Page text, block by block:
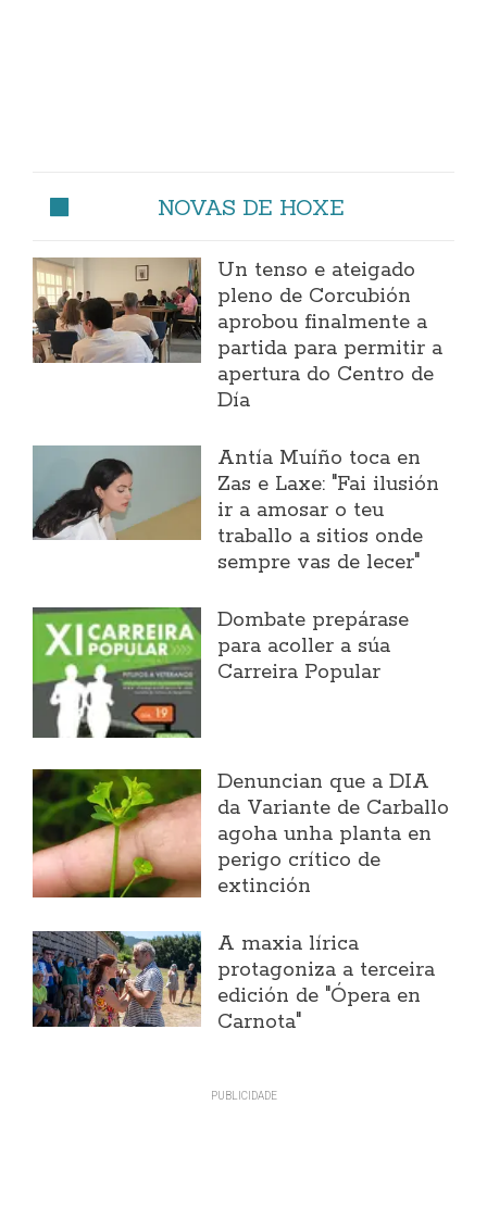
NOVAS DE HOXE
Un tenso e ateigado
pleno de Corcubión
aprobou finalmente a
partida para permitir a
apertura do Centro de
Día
Antía Muíño toca en
Zas e Laxe: "Fai ilusión
ir a amosar o teu
traballo a sitios onde
sempre vas de lecer"
Dombate prepárase
para acoller a súa
Carreira Popular
Denuncian que a DIA
da Variante de Carballo
agoha unha planta en
perigo crítico de
extinción
A maxia lírica
protagoniza a terceira
edición de "Ópera en
Carnota"